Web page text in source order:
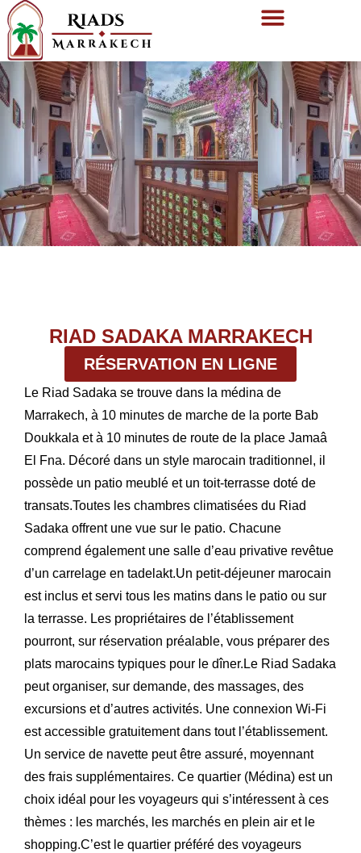
RIAD SADAKA MARRAKECH
RÉSERVATION EN LIGNE
Le Riad Sadaka se trouve dans la médina de
Marrakech, à 10 minutes de marche de la porte Bab
Doukkala et à 10 minutes de route de la place Jamaâ
El Fna. Décoré dans un style marocain traditionnel, il
possède un patio meublé et un toit-terrasse doté de
transats.Toutes les chambres climatisées du Riad
Sadaka offrent une vue sur le patio. Chacune
comprend également une salle d’eau privative revêtue
d’un carrelage en tadelakt.Un petit-déjeuner marocain
est inclus et servi tous les matins dans le patio ou sur
la terrasse. Les propriétaires de l’établissement
pourront, sur réservation préalable, vous préparer des
plats marocains typiques pour le dîner.Le Riad Sadaka
peut organiser, sur demande, des massages, des
excursions et d’autres activités. Une connexion Wi-Fi
est accessible gratuitement dans tout l’établissement.
Un service de navette peut être assuré, moyennant
des frais supplémentaires. Ce quartier (Médina) est un
choix idéal pour les voyageurs qui s’intéressent à ces
thèmes : les marchés, les marchés en plein air et le
shopping.C’est le quartier préféré des voyageurs